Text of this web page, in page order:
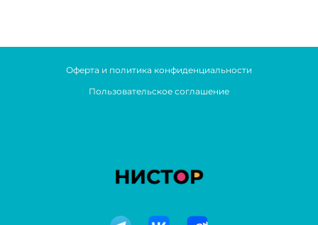
Оферта и политика конфиденциальности
Пользовательское соглашение